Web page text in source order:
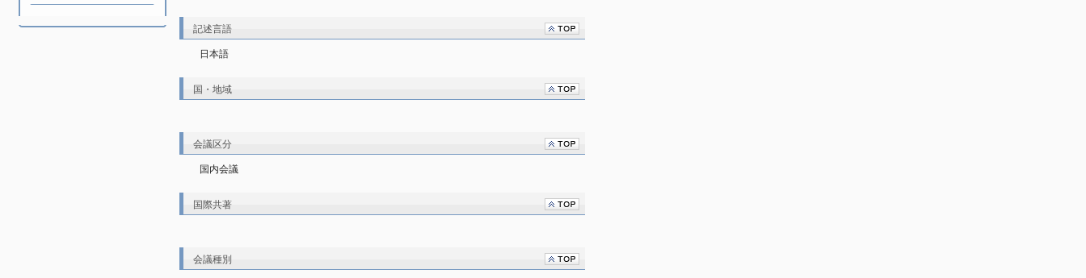
記述言語
日本語
国・地域
会議区分
国内会議
国際共著
会議種別